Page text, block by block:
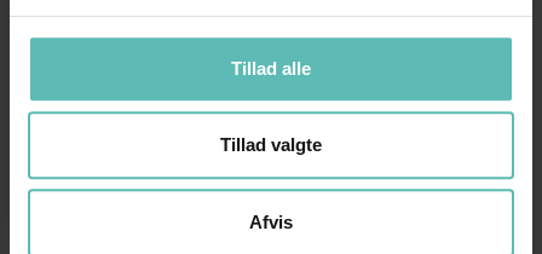
Tillad alle
Tillad valgte
Afvis
Modtag vores nyhedsbreve
Modtag nyheder, gode råd til markedsføring, webinar
og andre gode sager.